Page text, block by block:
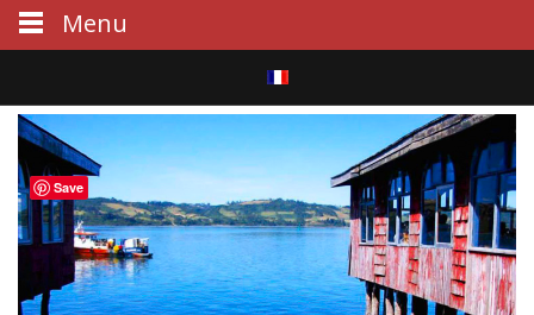
S
e
a
c
Menu
Save